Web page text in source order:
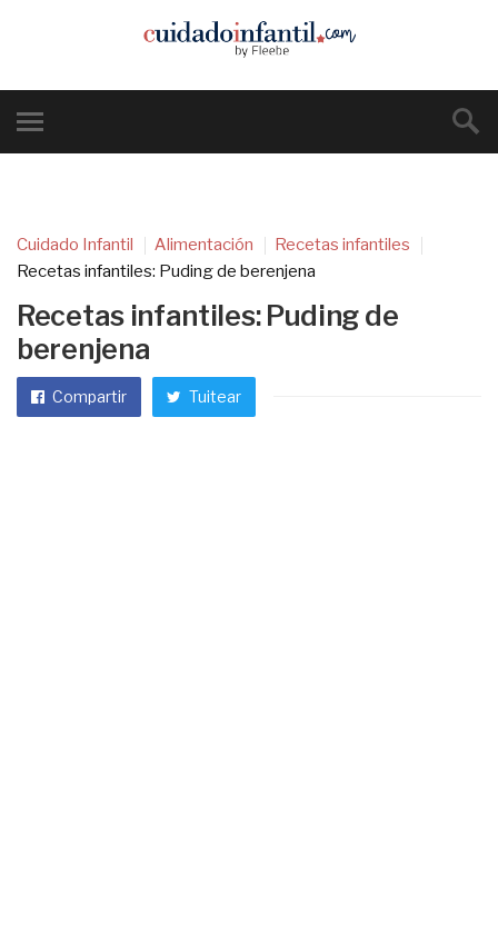
Cuidado Infantil Alimentación
Recetas infantiles
Recetas infantiles: Puding de berenjena
Recetas infantiles: Puding de
berenjena
Compartir Tuitear